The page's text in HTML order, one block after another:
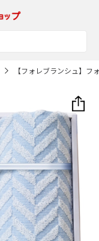
【フォレブランシュ】